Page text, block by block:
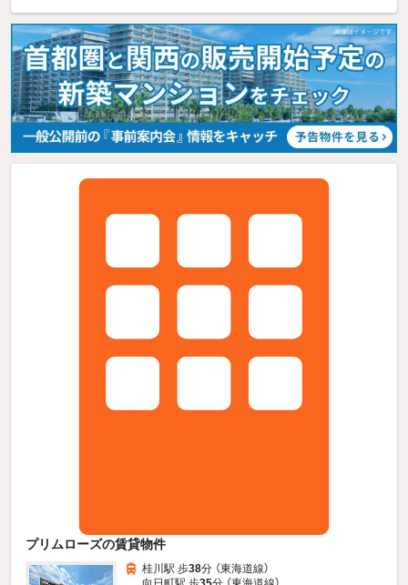
プリムローズの賃貸物件
桂川駅 歩38分 （東海道線）